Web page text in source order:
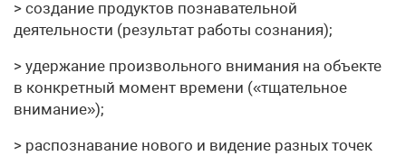
> создание продуктов познавательной
деятельности (результат работы сознания);
> удержание произвольного внимания на объекте
в конкретный момент времени («тщательное
внимание»);
> распознавание нового и видение разных точек